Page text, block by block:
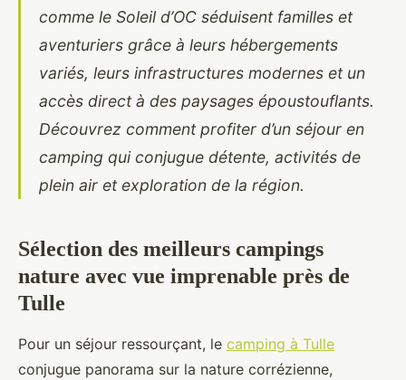
comme le Soleil d’OC séduisent familles et
aventuriers grâce à leurs hébergements
variés, leurs infrastructures modernes et un
accès direct à des paysages époustouflants.
Découvrez comment profiter d’un séjour en
camping qui conjugue détente, activités de
plein air et exploration de la région.
Sélection des meilleurs campings
nature avec vue imprenable près de
Tulle
Pour un séjour ressourçant, le camping à Tulle
conjugue panorama sur la nature corrézienne,